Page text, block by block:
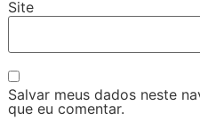
Site
Salvar meus dados neste
que eu comentar.